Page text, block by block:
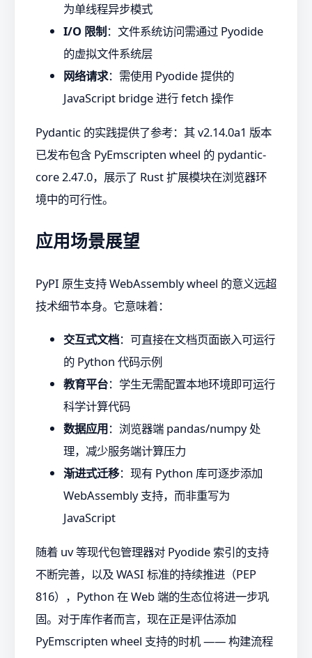
为单线程异步模式
I/O 限制：文件系统访问需通过 Pyodide
的虚拟文件系统层
网络请求：需使用 Pyodide 提供的
JavaScript bridge 进行 fetch 操作
Pydantic 的实践提供了参考：其 v2.14.0a1 版本
已发布包含 PyEmscripten wheel 的 pydantic-
core 2.47.0，展示了 Rust 扩展模块在浏览器环
境中的可行性。
应用场景展望
PyPI 原生支持 WebAssembly wheel 的意义远超
技术细节本身。它意味着：
交互式文档：可直接在文档页面嵌入可运行
的 Python 代码示例
教育平台：学生无需配置本地环境即可运行
科学计算代码
数据应用：浏览器端 pandas/numpy 处
理，减少服务端计算压力
渐进式迁移：现有 Python 库可逐步添加
WebAssembly 支持，而非重写为
JavaScript
随着 uv 等现代包管理器对 Pyodide 索引的支持
不断完善，以及 WASI 标准的持续推进（PEP
816），Python 在 Web 端的生态位将进一步巩
固。对于库作者而言，现在正是评估添加
PyEmscripten wheel 支持的时机 —— 构建流程